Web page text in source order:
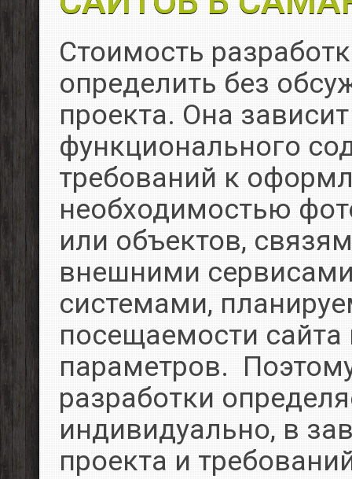
Стоимость
определить без
проекта. Она
функционального
требований к
необходимостью
или объектов,
внешними
системами,
посещаемости сайта
параметров.
разработки
индивидуально, в
проекта и